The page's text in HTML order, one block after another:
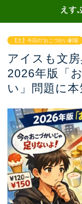
えす
【土】今日の“おこづかい劇場
アイスも文
2026年版「
い」問題に